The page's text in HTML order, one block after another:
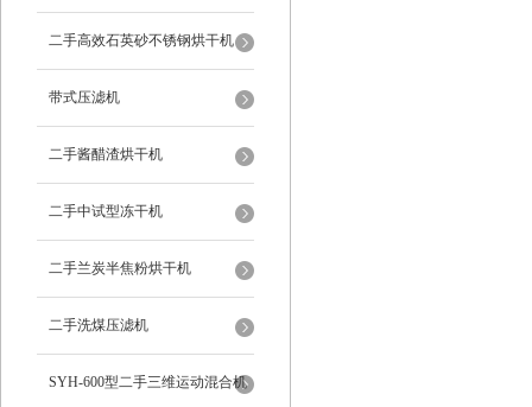
二手高效石英砂不锈钢烘干机
带式压滤机
二手酱醋渣烘干机
二手中试型冻干机
二手兰炭半焦粉烘干机
二手洗煤压滤机
SYH-600型二手三维运动混合机